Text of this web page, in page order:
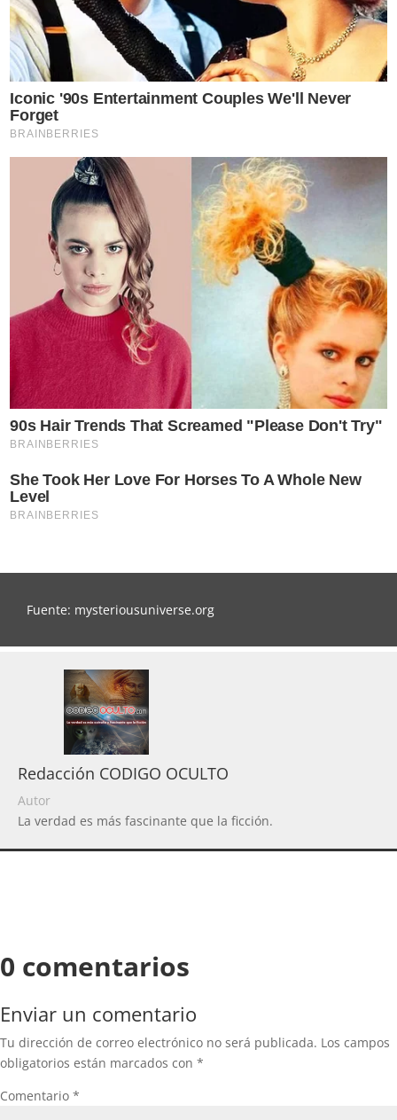
Fuente: mysteriousuniverse.org
Redacción CODIGO OCULTO
Autor
La verdad es más fascinante que la ficción.
0 comentarios
Enviar un comentario
Tu dirección de correo electrónico no será publicada. Los campos
obligatorios están marcados con *
Comentario *